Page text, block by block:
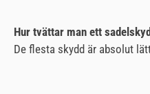
Hur tvättar man ett
De flesta skydd är absolut